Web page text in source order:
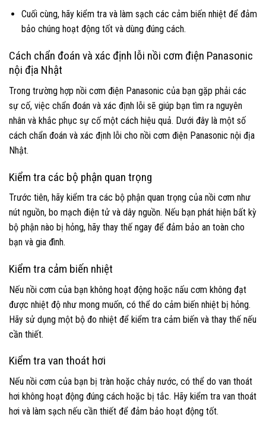
Cuối cùng, hãy kiểm tra và làm sạch các cảm biến nhiệt để đảm
bảo chúng hoạt động tốt và dùng đúng cách.
Cách chẩn đoán và xác định lỗi nồi cơm điện Panasonic
nội địa Nhật
Trong trường hợp nồi cơm điện Panasonic của bạn gặp phải các
sự cố, việc chẩn đoán và xác định lỗi sẽ giúp bạn tìm ra nguyên
nhân và khắc phục sự cố một cách hiệu quả. Dưới đây là một số
cách chẩn đoán và xác định lỗi cho nồi cơm điện Panasonic nội địa
Nhật.
Kiểm tra các bộ phận quan trọng
Trước tiên, hãy kiểm tra các bộ phận quan trọng của nồi cơm như
nút nguồn, bo mạch điện tử và dây nguồn. Nếu bạn phát hiện bất kỳ
bộ phận nào bị hỏng, hãy thay thế ngay để đảm bảo an toàn cho
bạn và gia đình.
Kiểm tra cảm biến nhiệt
Nếu nồi cơm của bạn không hoạt động hoặc nấu cơm không đạt
được nhiệt độ như mong muốn, có thể do cảm biến nhiệt bị hỏng.
Hãy sử dụng một bộ đo nhiệt để kiểm tra cảm biến và thay thế nếu
cần thiết.
Kiểm tra van thoát hơi
Nếu nồi cơm của bạn bị tràn hoặc chảy nước, có thể do van thoát
hơi không hoạt động đúng cách hoặc bị tắc. Hãy kiểm tra van thoát
hơi và làm sạch nếu cần thiết để đảm bảo hoạt động tốt.